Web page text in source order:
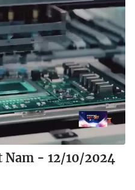
Nam - 12/10/2024